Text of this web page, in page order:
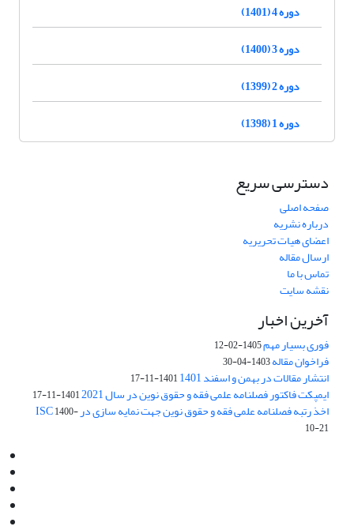
دوره 4 (1401)
دوره 3 (1400)
دوره 2 (1399)
دوره 1 (1398)
دسترسی سریع
صفحه اصلی
درباره نشریه
اعضای هیات تحریریه
ارسال مقاله
تماس با ما
نقشه سایت
آخرین اخبار
فوری بسیار مهم1405-02-12
فراخوان مقاله1403-04-30
انتشار مقالات در بهمن و اسفند 1401 1401-11-17
ایمپکت فاکتور فصلنامه علمی فقه و حقوق نوین در سال 2021 1401-11-17
اخذ رتبه فصلنامه علمی فقه و حقوق نوین جهت نمایه سازی در ISC1400-
10-21